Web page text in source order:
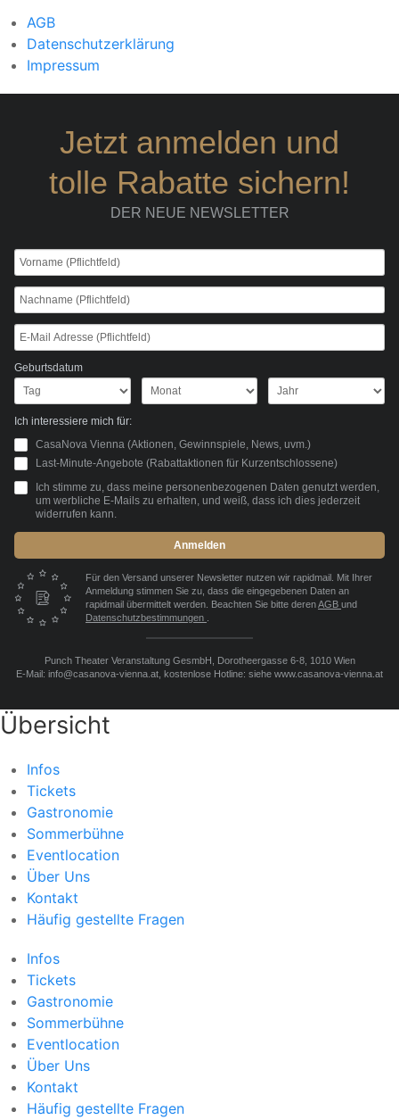
AGB
Datenschutzerklärung
Impressum
Jetzt anmelden und
tolle Rabatte sichern!
DER NEUE NEWSLETTER
Geburtsdatum
Ich interessiere mich für:
CasaNova Vienna (Aktionen, Gewinnspiele, News, uvm.)
Last-Minute-Angebote (Rabattaktionen für Kurzentschlossene)
Ich stimme zu, dass meine personenbezogenen Daten genutzt werden,
um werbliche E-Mails zu erhalten, und weiß, dass ich dies jederzeit
widerrufen kann.
Anmelden
Für den Versand unserer Newsletter nutzen wir rapidmail. Mit Ihrer
Anmeldung stimmen Sie zu, dass die eingegebenen Daten an
rapidmail übermittelt werden. Beachten Sie bitte derenAGB und
Datenschutzbestimmungen
Punch Theater Veranstaltung GesmbH, Dorotheergasse 6-8, 1010 Wien
E-Mail: info@casanova-vienna.at, kostenlose Hotline: siehe www.casanova-vienna.at
Übersicht
Infos
Tickets
Gastronomie
Sommerbühne
Eventlocation
Über Uns
Kontakt
Häufig gestellte Fragen
Infos
Tickets
Gastronomie
Sommerbühne
Eventlocation
Über Uns
Kontakt
Häufig gestellte Fragen